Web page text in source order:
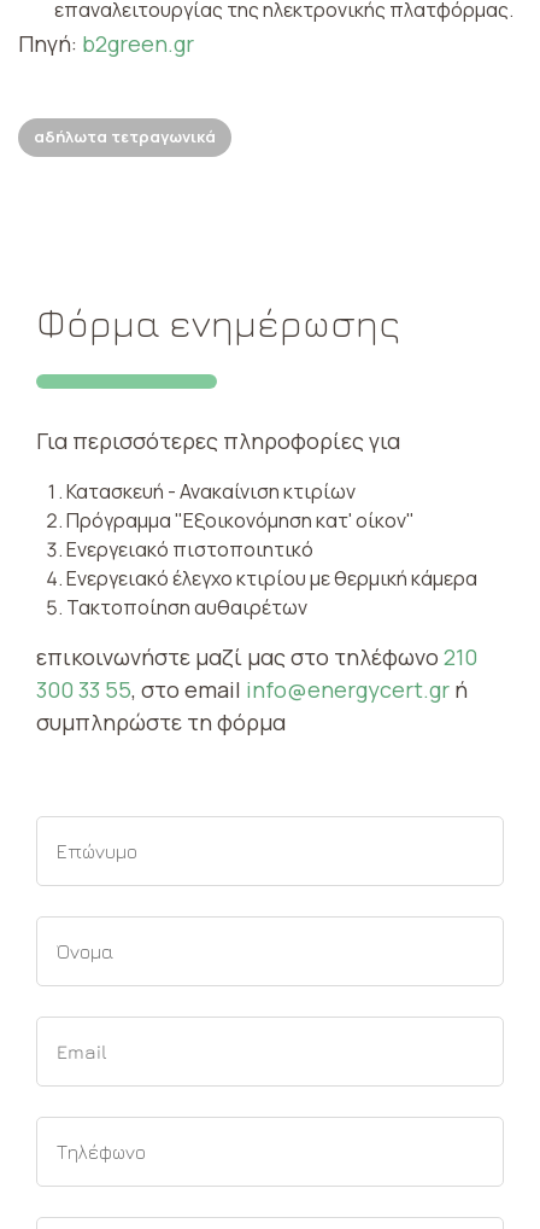
επαναλειτουργίας της ηλεκτρονικής πλατφόρμας.
Πηγή: b2green.gr
αδήλωτα τετραγωνικά
Φόρμα ενημέρωσης
Για περισσότερες πληροφορίες για
Κατασκευή - Ανακαίνιση κτιρίων
Πρόγραμμα "Εξοικονόμηση κατ' οίκον"
Ενεργειακό πιστοποιητικό
Ενεργειακό έλεγχο κτιρίου με θερμική κάμερα
Τακτοποίηση αυθαιρέτων
επικοινωνήστε μαζί μας στο τηλέφωνο 210
300 33 55, στο email info@energycert.gr ή
συμπληρώστε τη φόρμα